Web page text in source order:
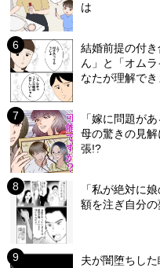
は
結婚前提の付
ん」と「オム
なたが理解でき
「嫁に問題が
母の驚きの見
張!?
「私が絶対に
額を注ぎ自分
夫が闇堕ちし